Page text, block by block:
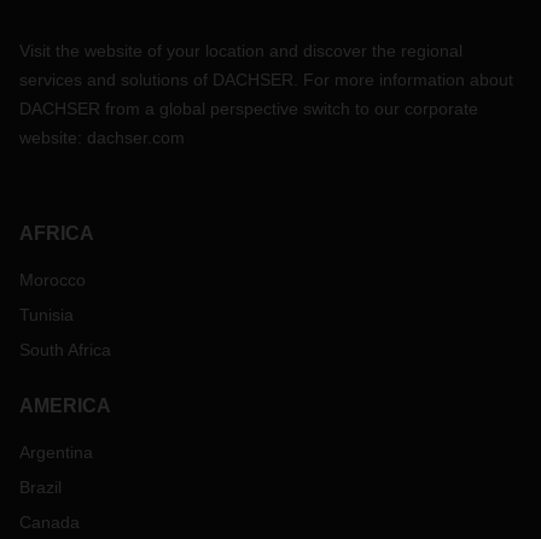
Visit the website of your location and discover the regional
services and solutions of DACHSER. For more information about
DACHSER from a global perspective switch to our corporate
website: dachser.com
AFRICA
Morocco
Tunisia
South Africa
AMERICA
Argentina
Brazil
Canada